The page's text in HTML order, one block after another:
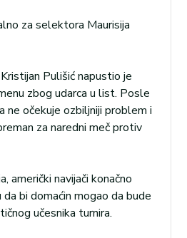
za selektora Maurisija
Pulišić napustio je
zbog udarca u list. Posle
ne očekuje ozbiljniji problem i
za naredni meč protiv
američki navijači konačno
bi domaćin mogao da bude
učesnika turnira.